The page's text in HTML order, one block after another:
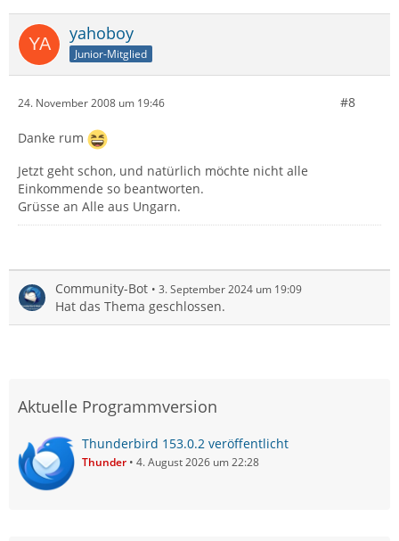
yahoboy
Junior-Mitglied
24. November 2008 um 19:46 #8
Danke rum
Jetzt geht schon, und natürlich möchte nicht alle
Einkommende so beantworten.
Grüsse an Alle aus Ungarn.
Community-Bot 3. September 2024 um 19:09
Hat das Thema geschlossen.
Aktuelle Programmversion
Thunderbird 153.0.2 veröffentlicht
Thunder 4. August 2026 um 22:28